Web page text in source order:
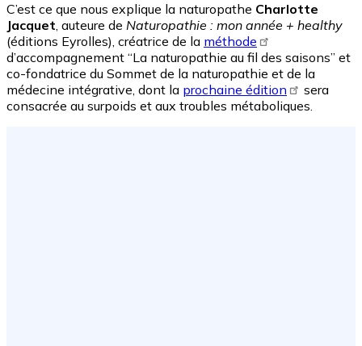
C’est ce que nous explique la naturopathe Charlotte
Jacquet, auteure de Naturopathie : mon année + healthy
(éditions Eyrolles), créatrice de la méthode
d’accompagnement “La naturopathie au fil des saisons” et
co-fondatrice du Sommet de la naturopathie et de la
médecine intégrative, dont la prochaine édition
sera
consacrée au surpoids et aux troubles métaboliques.